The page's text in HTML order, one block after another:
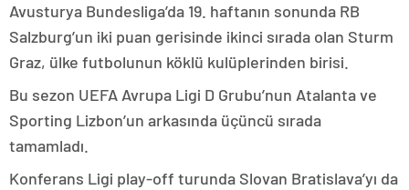
Avusturya Bundesliga’da 19. haftanın sonunda RB
Salzburg’un iki puan gerisinde ikinci sırada olan Sturm
Graz, ülke futbolunun köklü kulüplerinden birisi.
Bu sezon UEFA Avrupa Ligi D Grubu’nun Atalanta ve
Sporting Lizbon’un arkasında üçüncü sırada
tamamladı.
Konferans Ligi play-off turunda Slovan Bratislava’yı da